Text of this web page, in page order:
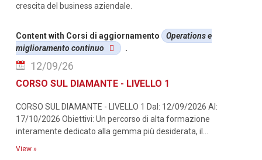
crescita del business aziendale.
Content with Corsi di aggiornamento
Operations e
miglioramento continuo
.
CORSO SUL DIAMANTE - LIVELLO 1
CORSO SUL DIAMANTE - LIVELLO 1 Dal: 12/09/2026 Al:
17/10/2026 Obiettivi: Un percorso di alta formazione
interamente dedicato alla gemma più desiderata, il...
View »
12/09/26